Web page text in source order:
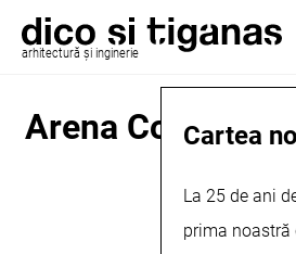
arhitectură și inginerie
Arena
aprilie 2, 2025
Cartea
La 25 de ani
prima noastră